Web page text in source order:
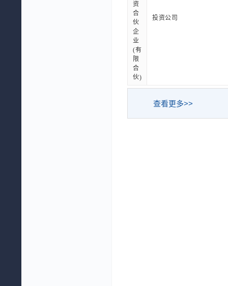
资
合
伙
企
业
(有
限
合
伙)
投资公司
查看更多>>